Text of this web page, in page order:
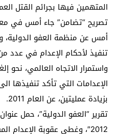
المتهمين فيها بجرائم القتل
تصريح “تضامن” جاء أمس في
تنفيذ لأحكام الإعدام في عدد
واستمرار الاتجاه العالمي، نحو
بزيادة عمليتين، عن العام 2011.
تقرير “العفو الدولية”، حمل
2012″، وغطى عقوبة